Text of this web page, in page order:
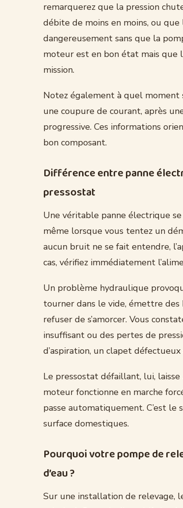
remarquerez que la pression
débite de moins en moins, ou que
dangereusement sans que la
moteur est en bon état mais
mission.
Notez également à quel moment
une coupure de courant, après
progressive. Ces informations
bon composant.
Différence entre panne
pressostat
Une véritable panne électrique
même lorsque vous tentez un
aucun bruit ne se fait entendre,
cas, vérifiez immédiatement
Un problème hydraulique
tourner dans le vide, émettre
refuser de s’amorcer. Vous
insuffisant ou des pertes de
d’aspiration, un clapet défectueux
Le pressostat défaillant, lui,
moteur fonctionne en marche
passe automatiquement. C’est
surface domestiques.
Pourquoi votre pompe de
d’eau ?
Sur une installation de relevage,